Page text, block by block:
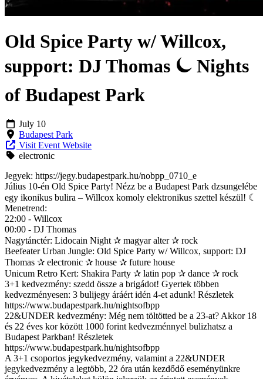
Old Spice Party w/ Willcox,
support: DJ Thomas ⏾ Nights
of Budapest Park
July 10
Budapest Park
Visit Event Website
electronic
Jegyek: https://jegy.budapestpark.hu/nobpp_0710_e
Július 10-én Old Spice Party! Nézz be a Budapest Park dzsungelébe
egy ikonikus bulira – Willcox komoly elektronikus szettel készül! ☾
Menetrend:
22:00 - Willcox
00:00 - DJ Thomas
Nagytánctér: Lidocain Night ✰ magyar alter ✰ rock
Beefeater Urban Jungle: Old Spice Party w/ Willcox, support: DJ
Thomas ✰ electronic ✰ house ✰ future house
Unicum Retro Kert: Shakira Party ✰ latin pop ✰ dance ✰ rock
3+1 kedvezmény: szedd össze a brigádot! Gyertek többen
kedvezményesen: 3 bulijegy áráért idén 4-et adunk! Részletek
https://www.budapestpark.hu/nightsofbpp
22&UNDER kedvezmény: Még nem töltötted be a 23-at? Akkor 18
és 22 éves kor között 1000 forint kedvezménnyel bulizhatsz a
Budapest Parkban! Részletek
https://www.budapestpark.hu/nightsofbpp
A 3+1 csoportos jegykedvezmény, valamint a 22&UNDER
jegykedvezmény a legtöbb, 22 óra után kezdődő eseményünkre